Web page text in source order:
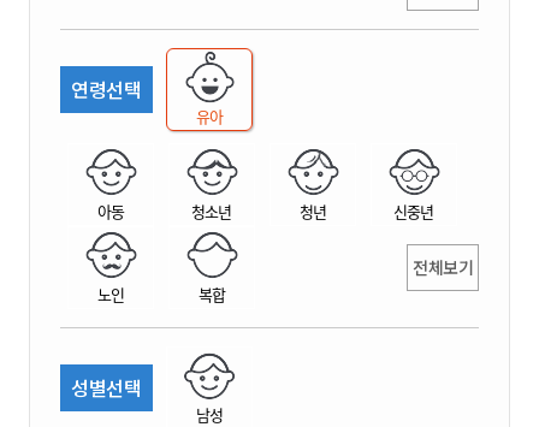
연령선택
유아
아동 청소년 청년 신중년
노인 복합
전체보기
성별선택
남성